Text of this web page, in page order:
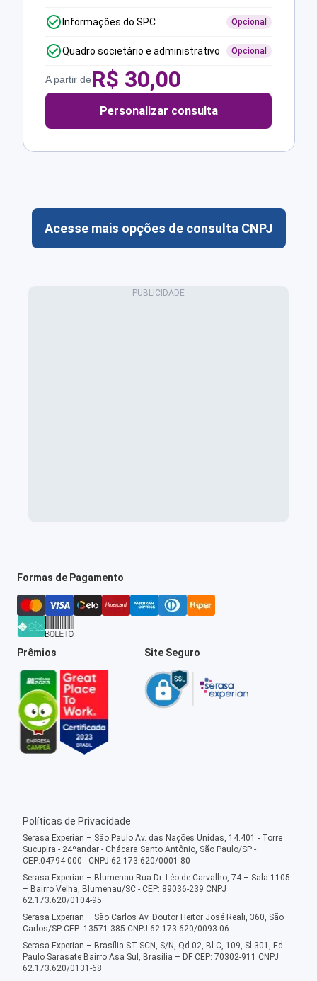
Informações do SPC Opcional
Quadro societário e administrativo Opcional
A partir deR$ 30,00
Personalizar consulta
Acesse mais opções de consulta CNPJ
Formas de Pagamento
Prêmios Site Seguro
Políticas de Privacidade
Serasa Experian – São Paulo Av. das Nações Unidas, 14.401 - Torre
Sucupira - 24ºandar - Chácara Santo Antônio, São Paulo/SP -
CEP:04794-000 - CNPJ 62.173.620/0001-80
Serasa Experian – Blumenau Rua Dr. Léo de Carvalho, 74 – Sala 1105
– Bairro Velha, Blumenau/SC - CEP: 89036-239 CNPJ
62.173.620/0104-95
Serasa Experian – São Carlos Av. Doutor Heitor José Reali, 360, São
Carlos/SP CEP: 13571-385 CNPJ 62.173.620/0093-06
Serasa Experian – Brasília ST SCN, S/N, Qd 02, Bl C, 109, Sl 301, Ed.
Paulo Sarasate Bairro Asa Sul, Brasília – DF CEP: 70302-911 CNPJ
62.173.620/0131-68